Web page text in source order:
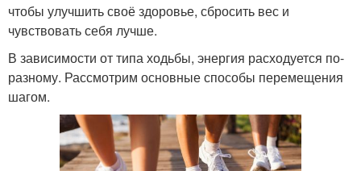
чтобы улучшить своё здоровье, сбросить вес и
чувствовать себя лучше.
В зависимости от типа ходьбы, энергия расходуется по-
разному. Рассмотрим основные способы перемещения
шагом.